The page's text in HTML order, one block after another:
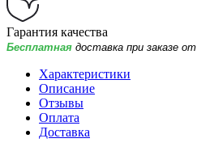
Гарантия качества
Бесплатная доставка при заказе от
Характеристики
Описание
Отзывы
Оплата
Доставка